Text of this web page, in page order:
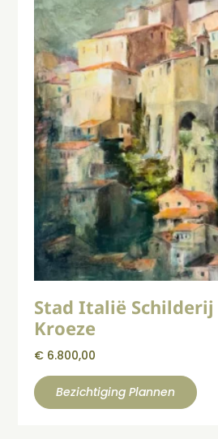
Stad Italië Schilderij
Kroeze
€ 6.800,00
Bezichtiging Plannen